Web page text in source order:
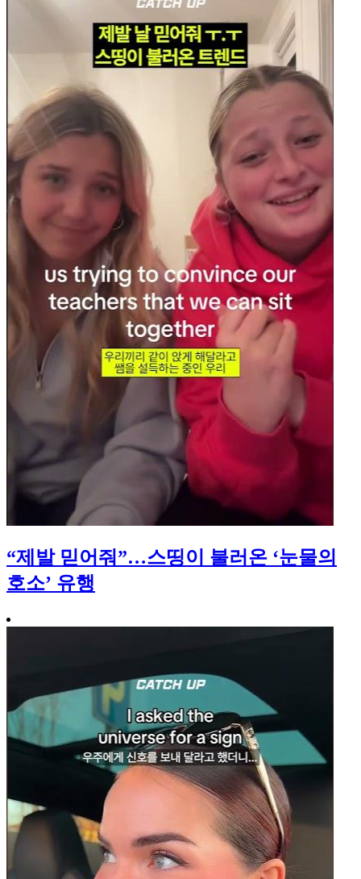
“제발 믿어줘”…스띵이 불러온 ‘눈물의
호소’ 유행